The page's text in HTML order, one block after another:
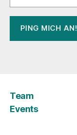
Team
Events